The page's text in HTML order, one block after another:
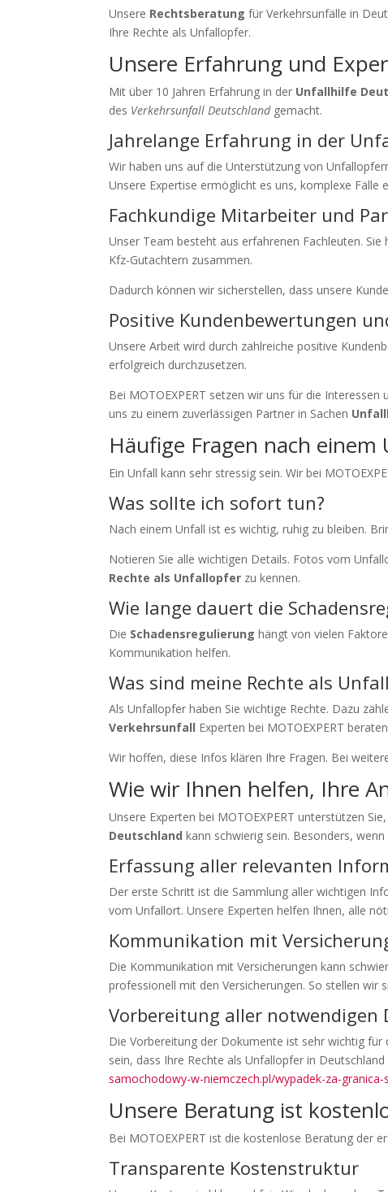
Unsere Rechtsberatung für Verkehrsunfälle in
Ihre Rechte als Unfallopfer.
Unsere Erfahrung und
Mit über 10 Jahren Erfahrung in der Unfallhilfe
des Verkehrsunfall Deutschlandgemacht.
Jahrelange Erfahrung in der
Wir haben uns auf die Unterstützung von
Unsere Expertise ermöglicht es uns, komplexe Fälle
Fachkundige Mitarbeiter und
Unser Team besteht aus erfahrenen Fachleuten.
Kfz-Gutachtern zusammen.
Dadurch können wir sicherstellen, dass unsere
Positive Kundenbewertungen
Unsere Arbeit wird durch zahlreiche positive
erfolgreich durchzusetzen.
Bei MOTOEXPERT setzen wir uns für die
uns zu einem zuverlässigen Partner in Sachen
Häufige Fragen nach einem
Ein Unfall kann sehr stressig sein. Wir bei
Was sollte ich sofort tun?
Nach einem Unfall ist es wichtig, ruhig zu bleiben.
Notieren Sie alle wichtigen Details. Fotos vom
Rechte als Unfallopfer zu kennen.
Wie lange dauert die
Die Schadensregulierung hängt von vielen
Kommunikation helfen.
Was sind meine Rechte als
Als Unfallopfer haben Sie wichtige Rechte. Dazu
Verkehrsunfall Experten bei MOTOEXPERT
Wir hoffen, diese Infos klären Ihre Fragen. Bei
Wie wir Ihnen helfen, Ihre
Unsere Experten bei MOTOEXPERT unterstützen
Deutschland kann schwierig sein. Besonders,
Erfassung aller relevanten
Der erste Schritt ist die Sammlung aller wichtigen
vom Unfallort. Unsere Experten helfen Ihnen, alle
Kommunikation mit
Die Kommunikation mit Versicherungen kann
professionell mit den Versicherungen. So stellen wir
Vorbereitung aller notwendigen
Die Vorbereitung der Dokumente ist sehr wichtig für
sein, dass Ihre Rechte als Unfallopfer in
samochodowy-w-niemczech.pl/wypadek-za-
Unsere Beratung ist
Bei MOTOEXPERT ist die kostenlose Beratung der
Transparente Kostenstruktur